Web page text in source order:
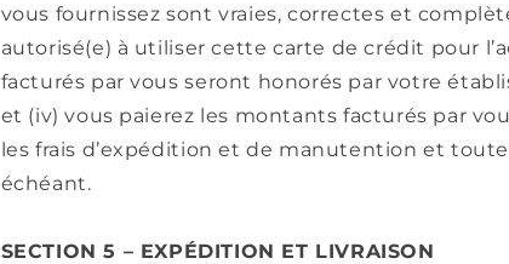
vous fournissez sont vraies, correctes et
autorisé(e) à utiliser cette carte de crédit pour
facturés par vous seront honorés par votre
et (iv) vous paierez les montants facturés par
les frais d’expédition et de manutention et
échéant.
SECTION 5 – EXPÉDITION ET LIVRAISON